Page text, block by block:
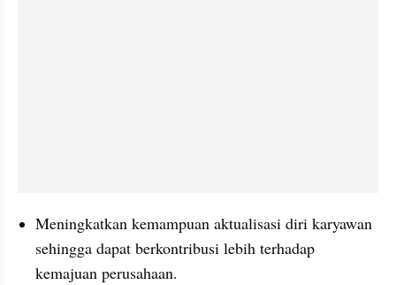
Meningkatkan kemampuan aktualisasi diri karyawan
sehingga dapat berkontribusi lebih terhadap
kemajuan perusahaan.